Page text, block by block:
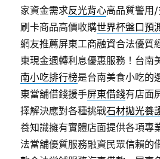
家資金需求反光背心高品質警用
刷卡商品高價收購世界杯盤口預
網友推薦屏東工商融資合法優質
東現金週轉利息優惠服務！台南
南小吃排行榜是台南美食小吃的
東當舖借錢援手屏東借錢有店面
擇解決應對各種挑戰石材拋光養
養知識擁有實體店面提供各項專
法當舖優質服務融資民眾信賴的